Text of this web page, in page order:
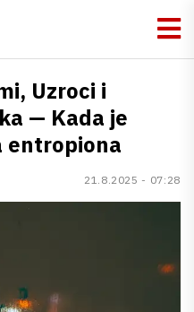
Uzroci i
— Kada je
entropiona
21.8.2025 - 07:28